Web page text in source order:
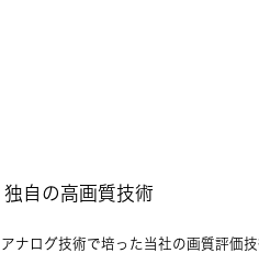
独自の高画質技術
アナログ技術で培った当社の画質評価